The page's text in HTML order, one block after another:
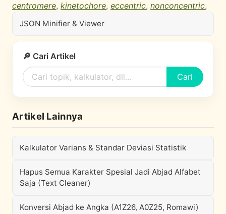
centromere, kinetochore, eccentric, nonconcentric,
JSON Minifier & Viewer
🔎 Cari Artikel
Cari
Artikel Lainnya
Kalkulator Varians & Standar Deviasi Statistik
Hapus Semua Karakter Spesial Jadi Abjad Alfabet
Saja (Text Cleaner)
Konversi Abjad ke Angka (A1Z26, A0Z25, Romawi)